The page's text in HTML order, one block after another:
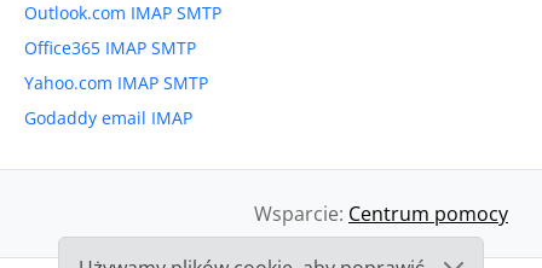
Outlook.com IMAP SMTP
Office365 IMAP SMTP
Yahoo.com IMAP SMTP
Godaddy email IMAP
Wsparcie: Centrum pomocy